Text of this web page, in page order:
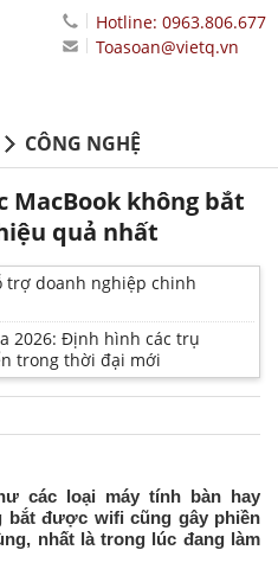
Hotline: 0963.806.677
Toasoan@vietq.vn
CÔNG NGHỆ
MacBook không bắt
quả nhất
trợ doanh nghiệp chinh
2026: Định hình các trụ
trong thời đại mới
các loại máy tính bàn hay
bắt được wifi cũng gây phiền
nhất là trong lúc đang làm